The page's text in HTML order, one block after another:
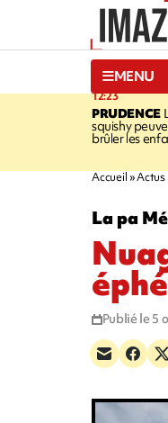
MENU
12:23
PRUDENCE
squishy
brûler les
Accueil Actus
La pa
Publié le 5